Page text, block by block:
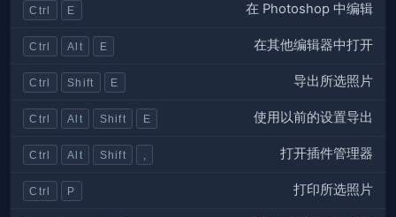
Ctrl E 在 Photoshop 中编辑
Ctrl Alt E 在其他编辑器中打开
Ctrl Shift E 导出所选照片
Ctrl Alt Shift E 使用以前的设置导出
Ctrl Alt Shift 打开插件管理器
Ctrl P 打印所选照片